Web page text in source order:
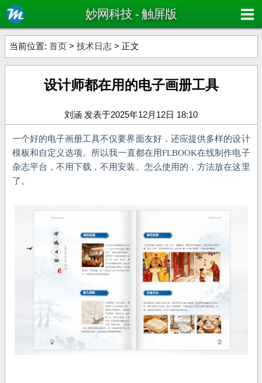
妙网科技 - 触屏版
当前位置: 首页 > 技术日志 > 正文
设计师都在用的电子画册工具
刘涵 发表于2025年12月12日 18:10
一个好的电子画册工具不仅要界面友好，还应提供多样的设计
模板和自定义选项。所以我一直都在用FLBOOK在线制作电子
杂志平台，不用下载，不用安装。怎么使用的，方法放在这里
了。